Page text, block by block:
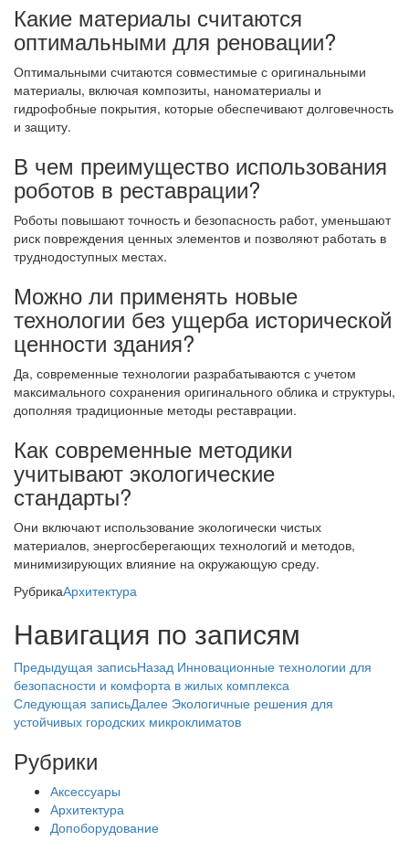
Какие материалы считаются
оптимальными для реновации?
Оптимальными считаются совместимые с оригинальными
материалы, включая композиты, наноматериалы и
гидрофобные покрытия, которые обеспечивают долговечность
и защиту.
В чем преимущество использования
роботов в реставрации?
Роботы повышают точность и безопасность работ, уменьшают
риск повреждения ценных элементов и позволяют работать в
труднодоступных местах.
Можно ли применять новые
технологии без ущерба исторической
ценности здания?
Да, современные технологии разрабатываются с учетом
максимального сохранения оригинального облика и структуры,
дополняя традиционные методы реставрации.
Как современные методики
учитывают экологические
стандарты?
Они включают использование экологически чистых
материалов, энергосберегающих технологий и методов,
минимизирующих влияние на окружающую среду.
РубрикаАрхитектура
Навигация по записям
Предыдущая записьНазад Инновационные технологии для
безопасности и комфорта в жилых комплекса
Следующая записьДалее Экологичные решения для
устойчивых городских микроклиматов
Рубрики
Аксессуары
Архитектура
Допоборудование